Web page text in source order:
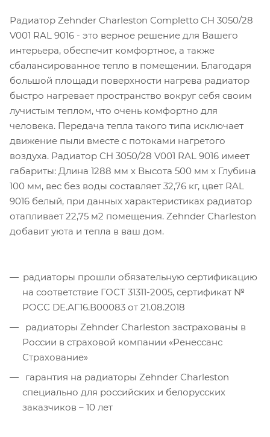
Радиатор Zehnder Charleston Completto CH 3050/28
V001 RAL 9016 - это верное решение для Вашего
интерьера, обеспечит комфортное, а также
сбалансированное тепло в помещении. Благодаря
большой площади поверхности нагрева радиатор
быстро нагревает пространство вокруг себя своим
лучистым теплом, что очень комфортно для
человека. Передача тепла такого типа исключает
движение пыли вместе с потоками нагретого
воздуха. Радиатор CH 3050/28 V001 RAL 9016 имеет
габариты: Длина 1288 мм х Высота 500 мм х Глубина
100 мм, вес без воды составляет 32,76 кг, цвет RAL
9016 белый, при данных характеристиках радиатор
отапливает 22,75 м2 помещения. Zehnder Charleston
добавит уюта и тепла в ваш дом.
радиаторы прошли обязательную сертификацию
на соответствие ГОСТ 31311-2005, сертификат №
POCC DE.АГ16.В00083 от 21.08.2018
радиаторы Zehnder Charleston застрахованы в
России в страховой компании «Ренессанс
Страхование»
гарантия на радиаторы Zehnder Charleston
специально для российских и белорусских
заказчиков – 10 лет